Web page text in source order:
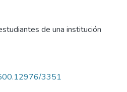
de una institución
3351